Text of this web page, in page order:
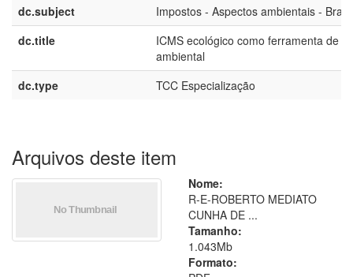
dc.subject
Impostos - Aspectos ambientais - Brasil
dc.title
ICMS ecológico como ferramenta de
ambiental
dc.type
TCC Especialização
Arquivos deste item
Nome:
R-E-ROBERTO MEDIATO
CUNHA DE ...
Tamanho:
1.043Mb
Formato: